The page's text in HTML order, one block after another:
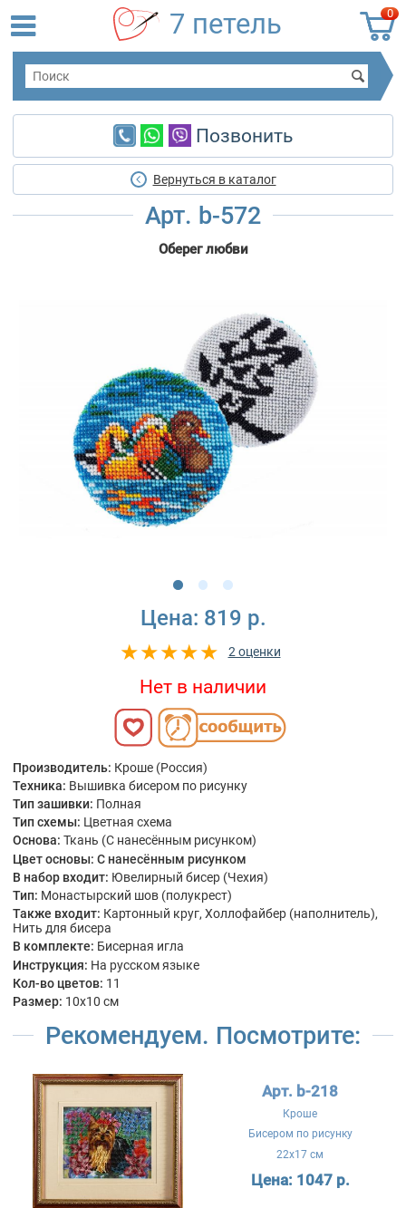
0
7 петель
Позвонить
Вернуться в каталог
Арт. b-572
Оберег любви
Цена: 819 р.
2 оценки
Нет в наличии
Производитель: Кроше (Россия)
Техника: Вышивка бисером по рисунку
Тип зашивки: Полная
Тип схемы: Цветная схема
Основа: Ткань (С нанесённым рисунком)
Цвет основы: С нанесённым рисунком
В набор входит: Ювелирный бисер (Чехия)
Тип: Монастырский шов (полукрест)
Также входит: Картонный круг, Холлофайбер (наполнитель),
Нить для бисера
В комплекте: Бисерная игла
Инструкция: На русском языке
Кол-во цветов: 11
Размер: 10x10 см
Рекомендуем. Посмотрите:
Арт. b-218
Кроше
Бисером по рисунку
22x17 см
Цена: 1047 р.